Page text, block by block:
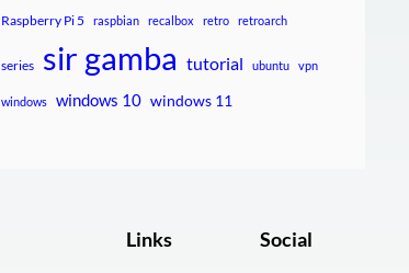
Raspberry Pi 5 raspbian recalbox retro retroarch
series sir gamba tutorial ubuntu vpn
windows windows 10 windows 11
Links Social